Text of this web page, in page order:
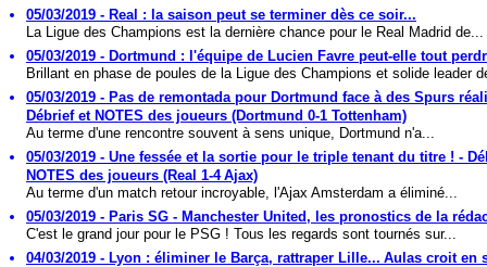
05/03/2019 - Real : la saison peut se terminer dès ce soir...
La Ligue des Champions est la dernière chance pour le Real Madrid de...
05/03/2019 - Dortmund : l'équipe de Lucien Favre peut-elle tout
Brillant en phase de poules de la Ligue des Champions et solide leader
05/03/2019 - Pas de remontada pour Dortmund face à des Spurs
Débrief et NOTES des joueurs (Dortmund 0-1 Tottenham)
Au terme d'une rencontre souvent à sens unique, Dortmund n'a...
05/03/2019 - Une fessée et la sortie pour le triple tenant du titre ! -
NOTES des joueurs (Real 1-4 Ajax)
Au terme d'un match retour incroyable, l'Ajax Amsterdam a éliminé...
05/03/2019 - Paris SG - Manchester United, les pronostics de la
C'est le grand jour pour le PSG ! Tous les regards sont tournés sur...
04/03/2019 - Lyon : éliminer le Barça, rattraper Lille... Aulas croit en